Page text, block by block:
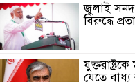
জুলাই সনদ
বিরুদ্ধে
যেতে বাধ্য